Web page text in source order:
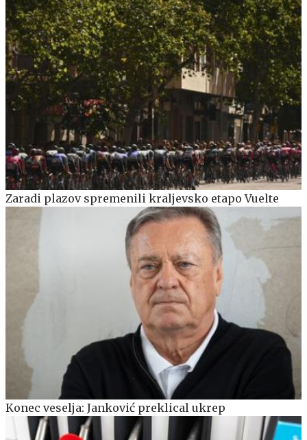
Zaradi plazov spremenili kraljevsko etapo Vuelte
Konec veselja: Janković preklical ukrep